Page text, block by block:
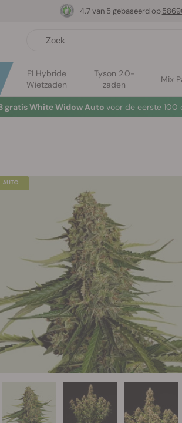
F1 Hybride
Wietzaden
Tyson 2.0-
zaden
Mix
4.7 van 5 gebaseerd op
gratis White Widow Auto voor de eerste 100